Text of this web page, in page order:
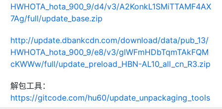
HWHOTA_hota_900_9/d4/v3/A2KonkL1SMiTTAMF4AX
7Ag/full/update_base.zip
http://update.dbankcdn.com/download/data/pub_13/
HWHOTA_hota_900_9/e8/v3/glWFmHDbTqmTAkFQM
cKWWw/full/update_preload_HBN-AL10_all_cn_R3.zip
解包工具：
https://gitcode.com/hu60/update_unpackaging_tools